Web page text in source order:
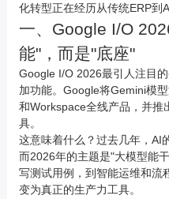
化转型正在经历从传统ERP到
一、Google I/O
能"，而是"底座"
Google I/O 2026最引人注目
加功能。Google将Gemini模
和Workspace全线产品，并推
具。
这意味着什么？过去几年，AI
而2026年的主题是"大模型能
写测试用例，到智能运维和流
变为真正的生产力工具。